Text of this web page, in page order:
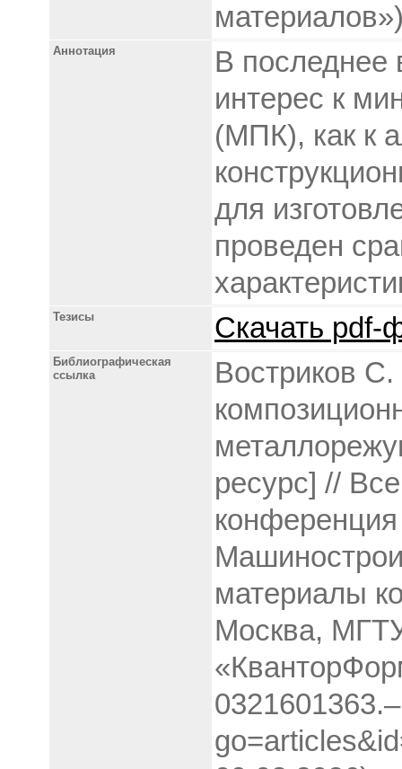
Аннотация
В последнее
интерес к
(МПК), как к
для
проведен
Тезисы Скачать pdf-
Библиографическая
ссылка
Востриков
ресурс] //
материалы
Москва,